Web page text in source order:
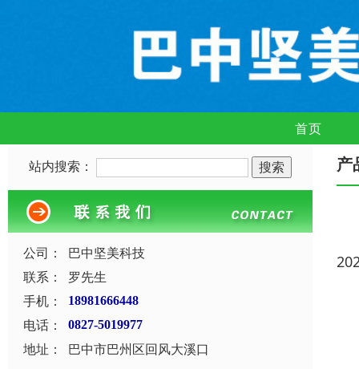
首页
站内搜索：
公司：
巴中坚美科技
联系：
罗先生
手机：
18981666448
电话： 0827-5019977
地址：
巴中市巴州区回风大溪口
产